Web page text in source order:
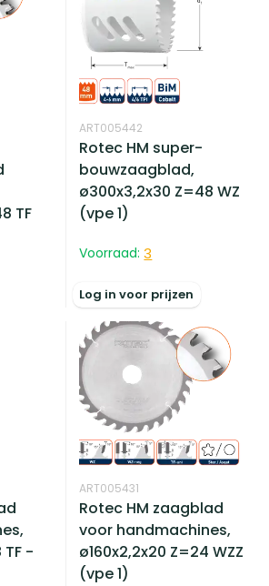
TF
ART005442
Rotec HM super-
bouwzaagblad,
ø300x3,2x30 Z=48 WZ
(vpe 1)
Voorraad: 3
Log in voor prijzen
TF -
ART005431
Rotec HM zaagblad
voor handmachines,
ø160x2,2x20 Z=24 WZZ
(vpe 1)